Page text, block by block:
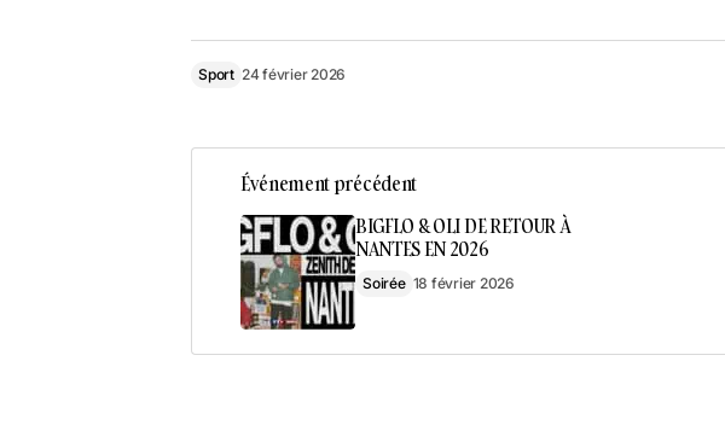
Sport 24 février 2026
Événement précédent
BIGFLO & OLI DE RETOUR À
NANTES EN 2026
Soirée 18 février 2026